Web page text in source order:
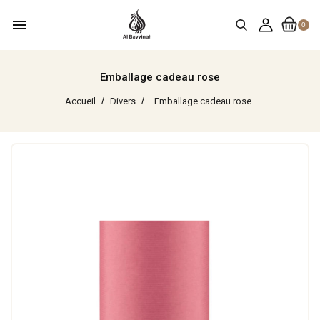
0
menu
Emballage cadeau rose
Accueil Divers Emballage cadeau rose